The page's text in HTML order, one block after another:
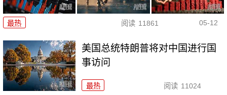
最热 阅读 11861 05-12
美国总统特朗普将对中国进行国
事访问
最热 阅读 11024